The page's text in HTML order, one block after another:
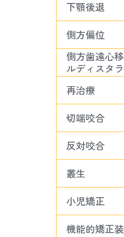
下顎後退
側方偏位
側方歯遠心
ルディスタ
再治療
切端咬合
反対咬合
叢生
小児矯正
機能的矯正